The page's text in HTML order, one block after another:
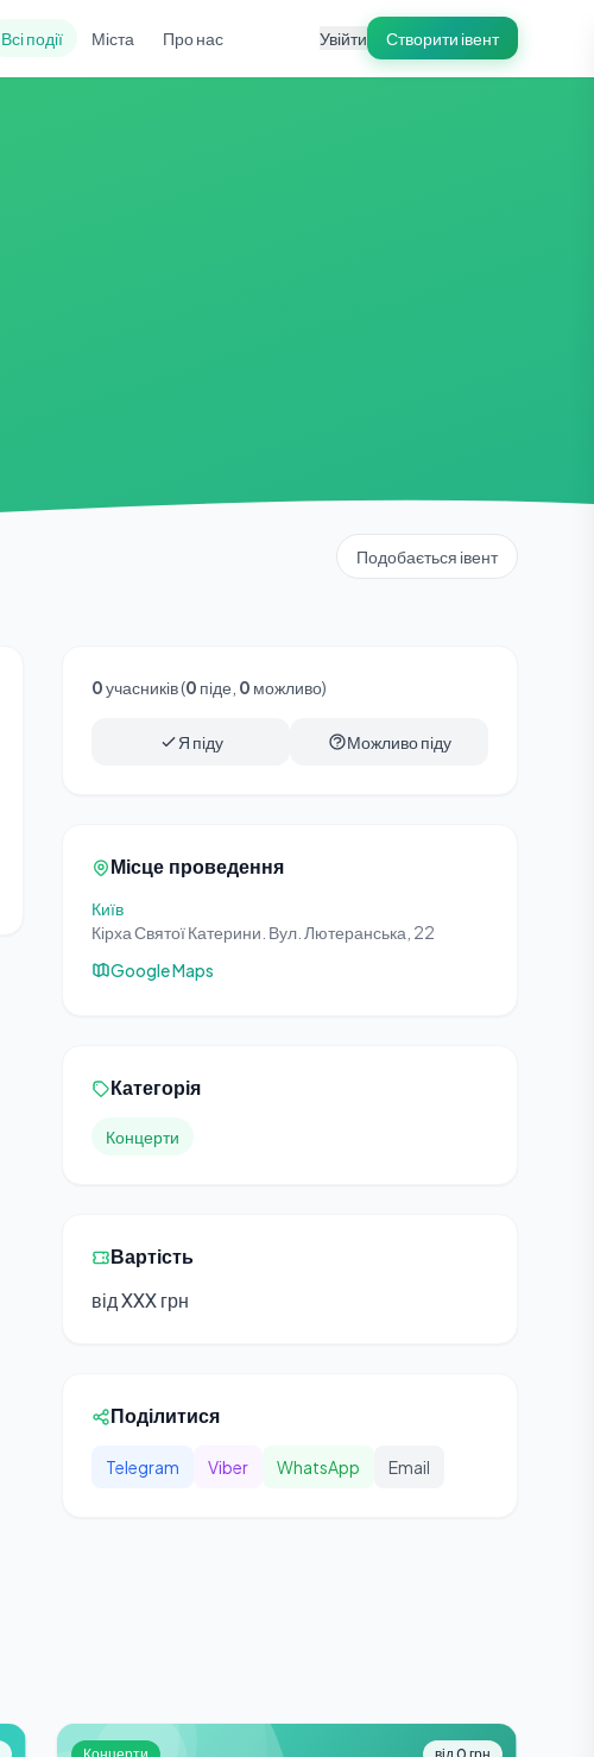
Всі події Міста Про нас Увійти Створити івент
Подобається івент
0учасників (0 піде, 0 можливо)
Я піду Можливо піду
Місце проведення
Київ
Кірха Святої Катерини. Вул. Лютеранська, 22
Google Maps
Категорія
Концерти
Вартість
від XXX грн
Поділитися
Telegram Viber WhatsApp Email